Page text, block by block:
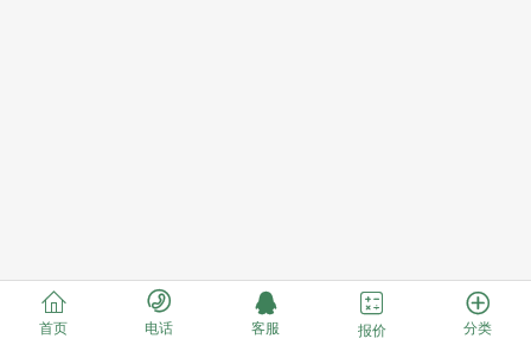

首页

电话

客服

报价

分类